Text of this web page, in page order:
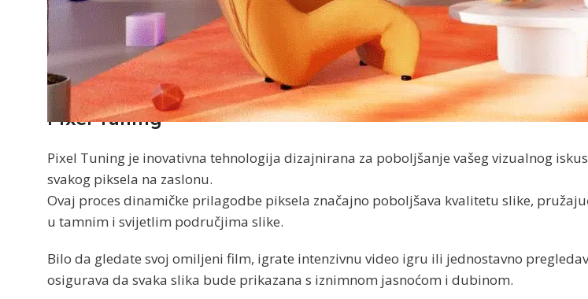
Rezultat je bogata, ujednačena crna koja poboljšava kontrast i oživljava vaše
prije.
Bez obzira gledate li u slabo osvijetljenoj prostoriji ili svijetlom okruženju, postojane
podići vaše iskustvo zabave na nove visine.
Pixel Tuning
Pixel Tuning je inovativna tehnologija dizajnirana za poboljšanje vašeg vizualnog
svakog piksela na zaslonu.
Ovaj proces dinamičke prilagodbe piksela značajno poboljšava kvalitetu slike,
u tamnim i svijetlim područjima slike.
Bilo da gledate svoj omiljeni film, igrate intenzivnu video igru ​​ili jednostavno
osigurava da svaka slika bude prikazana s iznimnom jasnoćom i dubinom.